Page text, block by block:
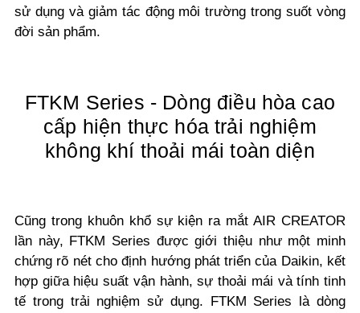
sử dụng và giảm tác động môi trường trong suốt vòng
đời sản phẩm.
FTKM Series - Dòng điều hòa cao
cấp hiện thực hóa trải nghiệm
không khí thoải mái toàn diện
Cũng trong khuôn khổ sự kiện ra mắt AIR CREATOR
lần này, FTKM Series được giới thiệu như một minh
chứng rõ nét cho định hướng phát triển của Daikin, kết
hợp giữa hiệu suất vận hành, sự thoải mái và tính tinh
tế trong trải nghiệm sử dụng. FTKM Series là dòng